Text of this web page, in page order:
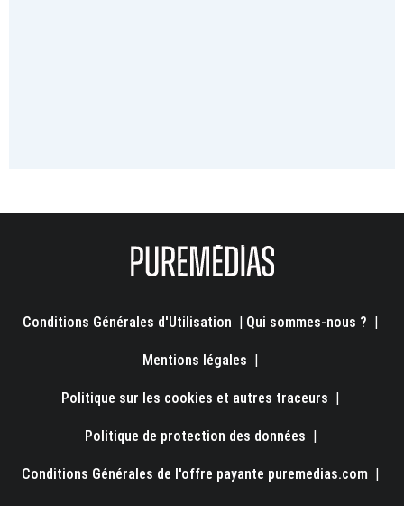
Conditions Générales d'Utilisation | Qui sommes-nous ? |
Mentions légales |
Politique sur les cookies et autres traceurs |
Politique de protection des données |
Conditions Générales de l'offre payante puremedias.com |